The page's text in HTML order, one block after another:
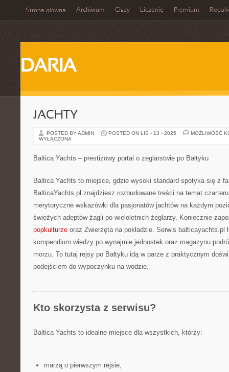
Strona główna Archiwum Ciszy Liczenie Premium
DARIA
JACHTY
POSTED BY ADMIN POSTED ON LIS - 13 - 2025
MOŻLIWOŚĆ
WYŁĄCZONA
Baltica Yachts – prestiżowy portal o żeglarstwie po Bałtyku
Baltica Yachts to miejsce, gdzie wysoki standard spotyka się z
BalticaYachts.pl znajdziesz rozbudowane treści na temat
merytoryczne wskazówki dla pasjonatów jachtów na każdym
świeżych adeptów żagli po wieloletnich żeglarzy. Koniecznie
popkulturze oraz Zwierzęta na pokładzie. Serwis balticayachts.pl
kompendium wiedzy po wynajmie jednostek oraz magazynu
morzu. To tutaj rejsy po Bałtyku idą w parze z praktycznym
podejściem do wypoczynku na wodzie.
Kto skorzysta z serwisu?
Baltica Yachts to idealne miejsce dla wszystkich, którzy:
marzą o pierwszym rejsie,